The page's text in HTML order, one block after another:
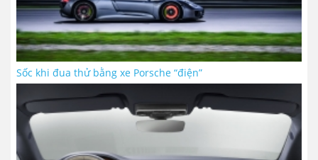
Sốc khi đua thử bằng xe Porsche “điện”